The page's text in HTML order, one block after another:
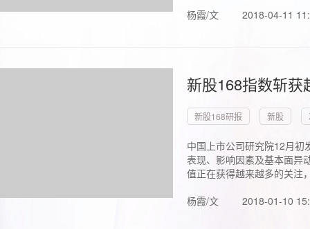
杨霞/文 2018-04-11
新股168指数斩
新股168研报 新股
中国上市公司研究院12月初
表现、影响因素及基本面异
值正在获得越来越多的关注
杨霞/文
2018-01-10